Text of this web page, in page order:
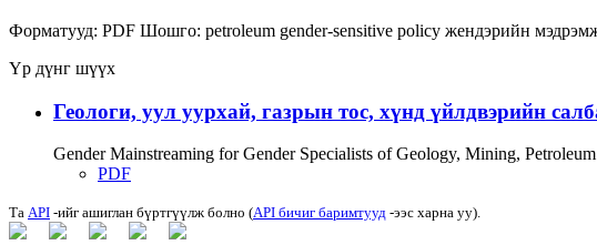
Форматууд: PDF Шошго: petroleum gender-sensitive policy жендэрийн
Үр дүнг шүүх
Геологи, уул уурхай, газрын тос, хүнд үйлдвэрийн
Gender Mainstreaming for Gender Specialists of Geology, Mining,
PDF
Та API -ийг ашиглан бүртгүүлж болно (API бичиг баримтууд -ээс харна уу).